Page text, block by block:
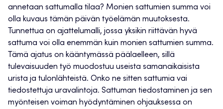
annetaan sattumalla tilaa? Monien sattumien summa voi
olla kuvaus tämän päivän työelämän muutoksesta.
Tunnettua on ajattelumalli, jossa yksikin riittävän hyvä
sattuma voi olla enemmän kuin monien sattumien summa.
Tämä ajatus on kääntymässä päälaelleen, sillä
tulevaisuuden työ muodostuu useista samanaikaisista
urista ja tulonlähteistä. Onko ne sitten sattumia vai
tiedostettuja uravalintoja. Sattuman tiedostaminen ja sen
myönteisen voiman hyödyntäminen ohjauksessa on